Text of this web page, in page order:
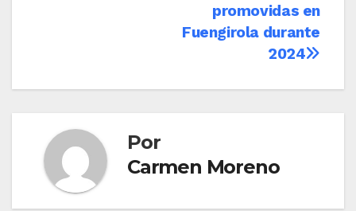
promovidas en
Fuengirola durante
2024
Por
Carmen Moreno